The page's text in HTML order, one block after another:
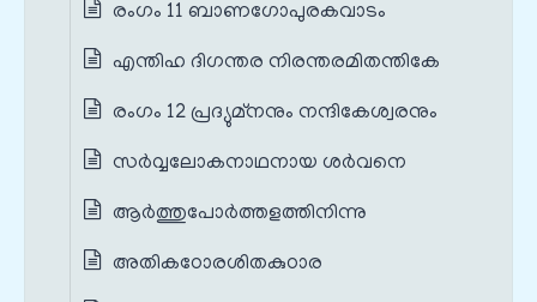
രംഗം 11 ബാണഗോപുരകവാടം
എന്തിഹ ദിഗന്തര നിരന്തരമിതന്തികേ
രംഗം 12 പ്രദ്യുമ്നനും നന്ദികേശ്വരനും
സർവ്വലോകനാഥനായ ശർവനെ
ആർത്തുപോർത്തളത്തിനിന്നു
അതികഠോരശിതകുഠാര